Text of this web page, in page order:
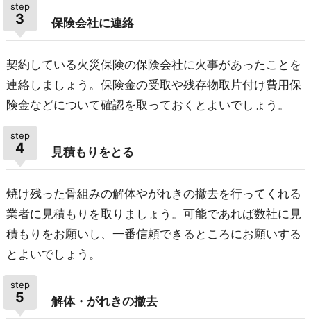
step
3 保険会社に連絡
契約している火災保険の保険会社に火事があったことを
連絡しましょう。保険金の受取や残存物取片付け費用保
険金などについて確認を取っておくとよいでしょう。
step
4 見積もりをとる
焼け残った骨組みの解体やがれきの撤去を行ってくれる
業者に見積もりを取りましょう。可能であれば数社に見
積もりをお願いし、一番信頼できるところにお願いする
とよいでしょう。
step
5 解体・がれきの撤去